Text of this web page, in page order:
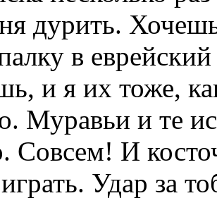
дурить.
в
и я их тоже,
Муравьи и те
Совсем! И
Удар за